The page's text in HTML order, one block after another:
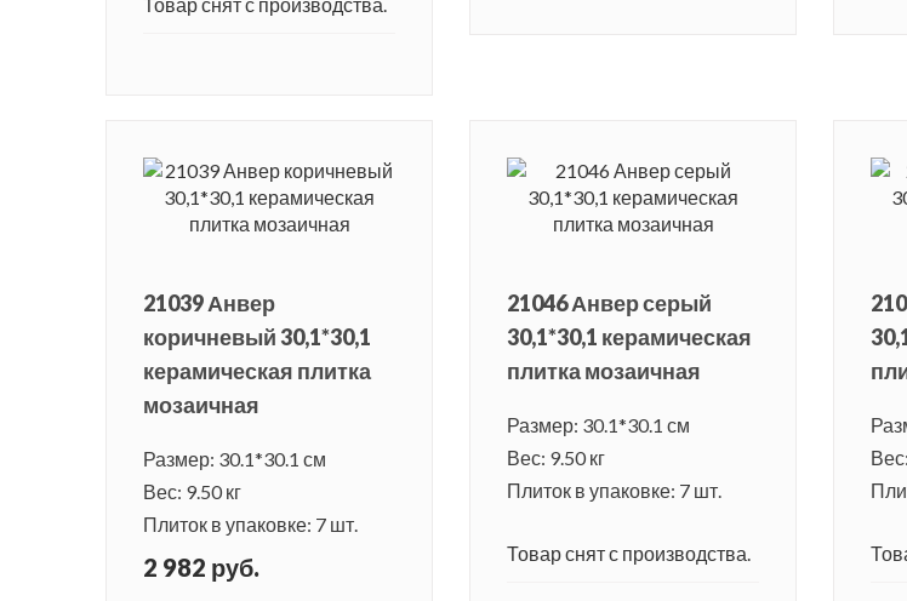
21039 Анвер
коричневый 30,1*30,1
керамическая плитка
мозаичная
Размер: 30.1*30.1 см
Вес: 9.50 кг
Плиток в упаковке: 7 шт.
2 982 руб.
21046 Анвер серый
30,1*30,1 керамическая
плитка мозаичная
Размер: 30.1*30.1 см
Вес: 9.50 кг
Плиток в упаковке: 7 шт.
Товар снят с производства.